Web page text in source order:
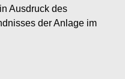
Ausdruck des
der Anlage im
zum Wehrturm
und geostrategische